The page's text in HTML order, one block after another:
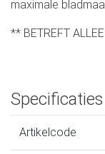
maximale
** BETREFT
Specificaties
Artikelcode